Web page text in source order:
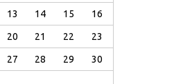
13 14 15 16
20 21 22 23
27 28 29 30